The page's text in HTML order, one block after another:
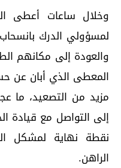
وخلال ساعات أعطى
لمسؤولي الدرك
والعودة إلى مكانهم
المعطى الذي أبان عن
مزيد من التصعيد، ما
إلى التواصل مع قيادة
نقطة نهاية لمشكل
الراهن.